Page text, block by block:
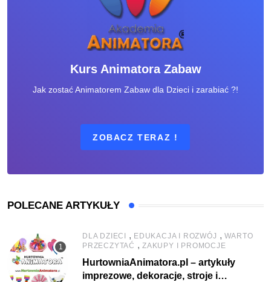
Kurs Animatora Zabaw
Jak zostać Animatorem Zabaw dla Dzieci i zarabiać ?!
ZOBACZ TERAZ !
POLECANE ARTYKUŁY
DLA DZIECI , EDUKACJA I ROZWÓJ , WARTO
PRZECZYTAĆ , ZAKUPY I PROMOCJE
HurtowniaAnimatora.pl – artykuły
imprezowe, dekoracje, stroje i